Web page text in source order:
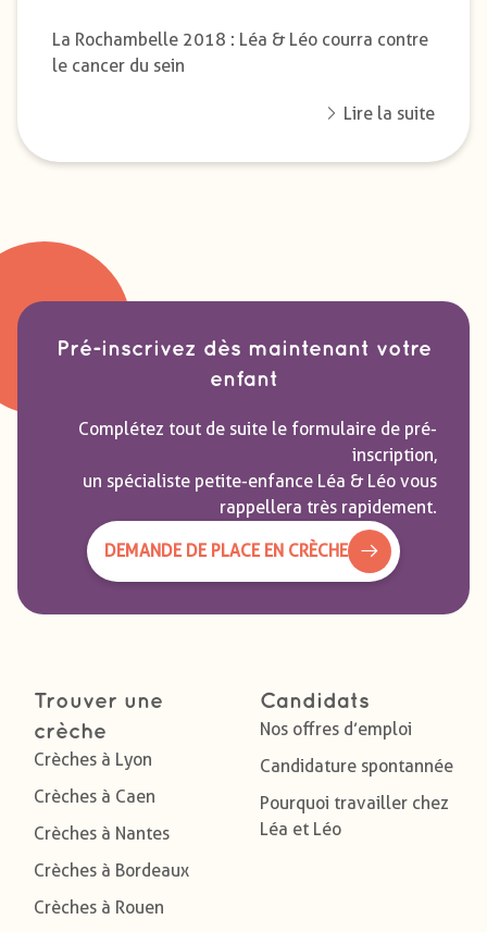
La Rochambelle 2018 : Léa & Léo courra contre
le cancer du sein
Lire la suite
Pré-inscrivez dès maintenant votre
enfant
Complétez tout de suite le formulaire de pré-
inscription,
un spécialiste petite-enfance Léa & Léo vous
rappellera très rapidement.
DEMANDE DE PLACE EN CRÈCHE
Trouver une
crèche
Crèches à Lyon
Crèches à Caen
Crèches à Nantes
Crèches à Bordeaux
Crèches à Rouen
Candidats
Nos offres d’emploi
Candidature spontannée
Pourquoi travailler chez
Léa et Léo